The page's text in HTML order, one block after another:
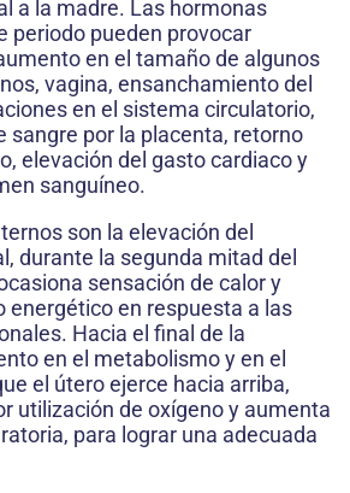
a la madre. Las hormonas
periodo pueden provocar
en el tamaño de algunos
vagina, ensanchamiento del
en el sistema circulatorio,
sangre por la placenta, retorno
elevación del gasto cardiaco y
sanguíneo.
son la elevación del
durante la segunda mitad del
sensación de calor y
energético en respuesta a las
Hacia el final de la
en el metabolismo y en el
el útero ejerce hacia arriba,
utilización de oxígeno y aumenta
para lograr una adecuada